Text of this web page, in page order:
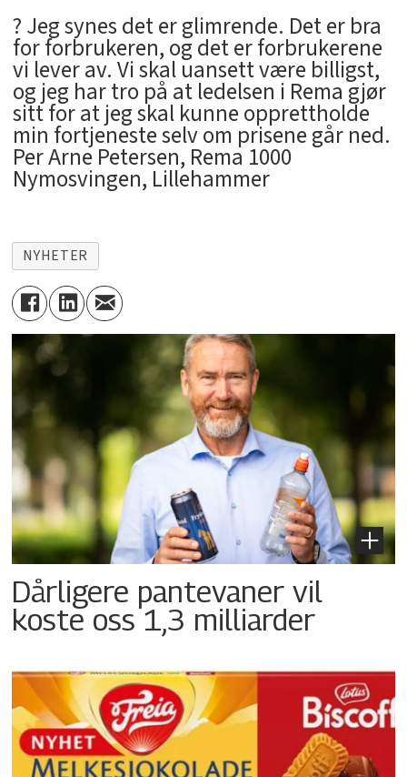
? Jeg synes det er glimrende. Det er bra
for forbrukeren, og det er forbrukerene
vi lever av. Vi skal uansett være billigst,
og jeg har tro på at ledelsen i Rema gjør
sitt for at jeg skal kunne opprettholde
min fortjeneste selv om prisene går ned.
Per Arne Petersen, Rema 1000
Nymosvingen, Lillehammer
NYHETER
Dårligere pantevaner vil
koste oss 1,3 milliarder